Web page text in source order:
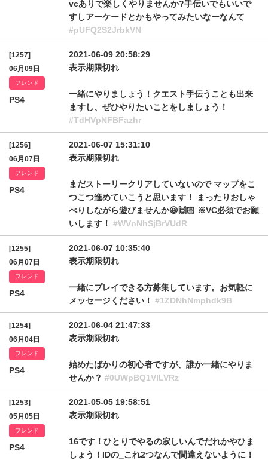
vcありで楽しくやりませんか?手伝いでもいいで
すしアーケードとかもやってみたいなーなんて
#pUFQ2S2JrbkVN
[1257]
06月09日
フレンド
PS4
2021-06-09 20:58:29
表示期限切れ
一緒にやりましょう！クエスト手伝うことも出来
ますし、ぜひやりたいことをしましょう！
#TdHVpNFBFazhr
[1256]
06月07日
フレンド
PS4
2021-06-07 15:31:10
表示期限切れ
まだストーリークリアしていないので マップをこ
つこつ進めていこうと思います！ まったりおしゃ
べりしながら遊びませんか😆🙌🏻 ※VC必須でお願
いします！ #WVnNhSjBrVUdR
[1255]
06月07日
フレンド
PS4
2021-06-07 10:35:40
表示期限切れ
一緒にプレイできる方募集しています。お気軽に
メッセージください！ #1ZDNhNmphdk9B
[1254]
06月04日
フレンド
PS4
2021-06-04 21:47:33
表示期限切れ
始めたばかりの初心者ですが、誰か一緒にやりま
せんか？ #0UWpBQ1VlLVRz
[1253]
05月05日
フレンド
PS4
2021-05-05 19:58:51
表示期限切れ
16です！ひとりでやるの寂しいんでだれかやひま
しょう！IDの_これ2つなんで間違えないように！